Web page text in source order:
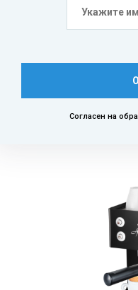
Согласен на